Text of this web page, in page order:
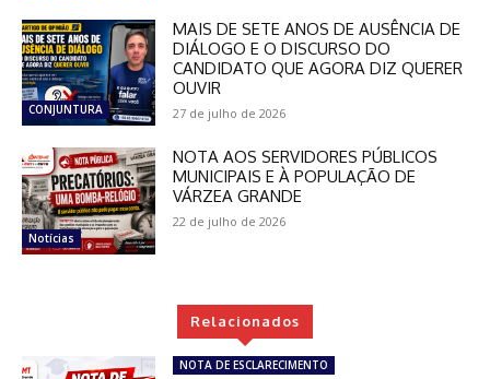
CONJUNTURA
MAIS DE SETE ANOS DE AUSÊNCIA DE
DIÁLOGO E O DISCURSO DO
CANDIDATO QUE AGORA DIZ QUERER
OUVIR
27 de julho de 2026
Notícias
NOTA AOS SERVIDORES PÚBLICOS
MUNICIPAIS E À POPULAÇÃO DE
VÁRZEA GRANDE
22 de julho de 2026
Relacionados
NOTA DE ESCLARECIMENTO